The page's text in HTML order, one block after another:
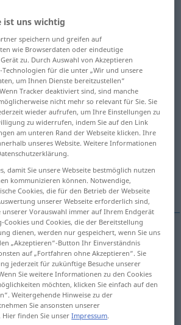
Gelegenheit, Möglichkeit
Spieler ausscheiden zu
“
ist uns wichtig
speichern und greifen auf
wie Browserdaten oder eindeutige
zu. Durch Auswahl von Akzeptieren
Technologien für die unter „Wir und unsere
um Ihnen Dienste bereitzustellen“
Tracker deaktiviert sind, sind manche
nicht mehr so relevant für Sie. Sie
wieder aufrufen, um Ihre Einstellungen zu
zu widerrufen, indem Sie auf den Link
am unteren Rand der Webseite klicken. Ihre
unseres Website. Weitere Informationen
damit Sie unsere Webseite bestmöglich nutzen
kommunizieren können. Notwendige,
Cookies, die für den Betrieb der Webseite
unserer Webseite erforderlich sind,
Vorauswahl immer auf Ihrem Endgerät
Cookies und Cookies, die der Bereitstellung
dienen, werden nur gespeichert, wenn Sie uns
„Akzeptieren“-Button Ihr Einverständnis
auf „Fortfahren ohne Akzeptieren“. Sie
jederzeit für zukünftige Besuche unserer
Sie weitere Informationen zu den Cookies
möchten, klicken Sie einfach auf den
Weitergehende Hinweise zu der
Sie ansonsten unserer
. Hier finden Sie unserImpressum.